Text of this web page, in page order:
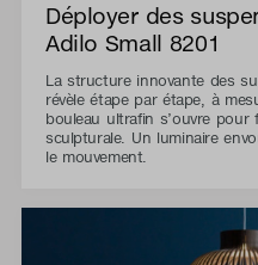
Déployer des
Adilo Small 8201
La structure innovante des
révèle étape par étape, à
bouleau ultrafin s’ouvre
sculpturale. Un luminaire
le mouvement.